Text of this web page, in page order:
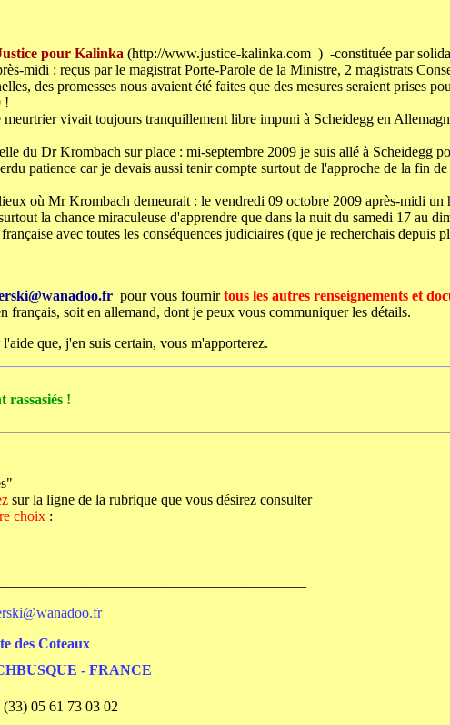
pour Kalinka (http://www.justice-kalinka.com ) -constituée par
midi : reçus par le magistrat Porte-Parole de la Ministre, 2 magistrats
des promesses nous avaient été faites que des mesures seraient prises
!
vivait toujours tranquillement libre impuni à Scheidegg en
du Dr Krombach sur place : mi-septembre 2009 je suis allé à Scheidegg
patience car je devais aussi tenir compte surtout de l'approche de la fin de
où Mr Krombach demeurait : le vendredi 09 octobre 2009 après-midi un
la chance miraculeuse d'apprendre que dans la nuit du samedi 17 au
avec toutes les conséquences judiciaires (que je recherchais depuis
pour vous fournirtous les autres renseignements et
français, soit en allemand, dont je peux vous communiquer les détails.
que, j'en suis certain, vous m'apporterez.
rassasiés !
sur la ligne de la rubrique que vous désirez consulter
choix :
Coteaux
- FRANCE
05 61 73 03 02